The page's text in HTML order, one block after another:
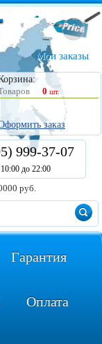
Мои заказы
0 шт.
заказ
999-37-07
до 22:00
руб.
Гарантия
Оплата